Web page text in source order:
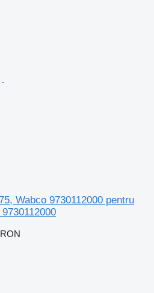
Wabco 9730112000 pentru